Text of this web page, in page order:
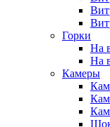
Горки
На
На
Камеры